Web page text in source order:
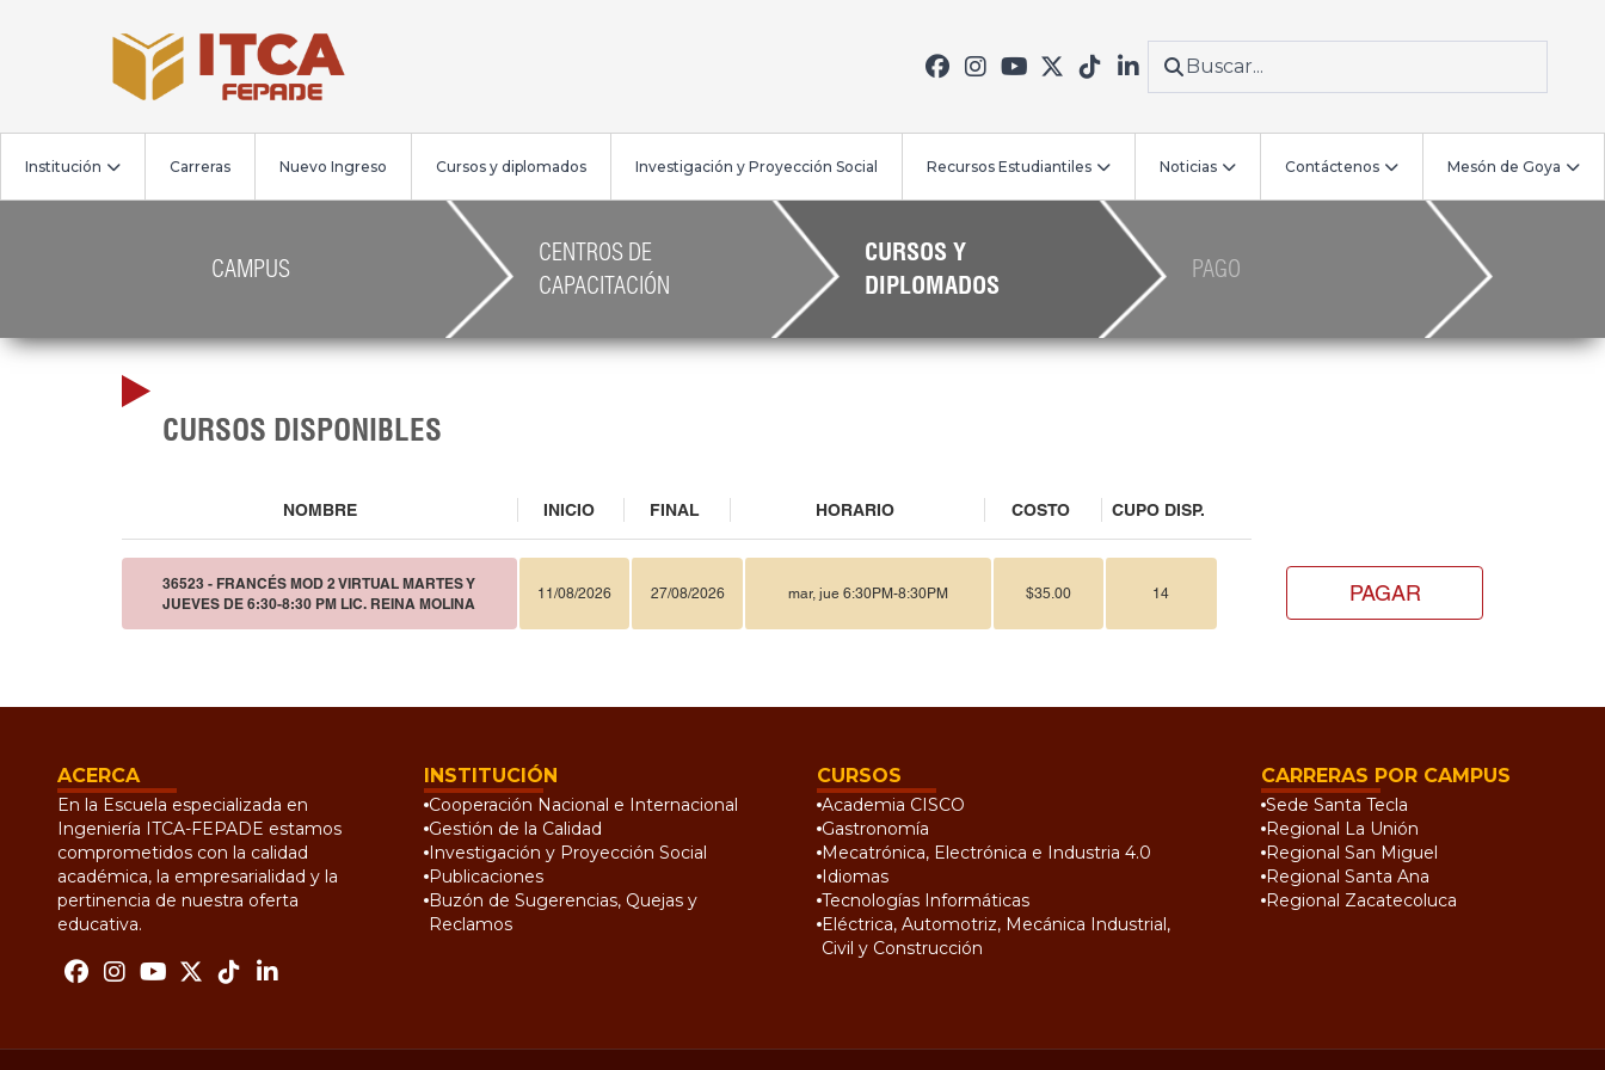
Institución Carreras Nuevo Ingreso Cursos y diplomados Investigación y Proyección Social Recursos Estudiantiles Noticias Contáctenos Mesón de Goya
CAMPUS
CENTROS DE
CAPACITACIÓN
CURSOS Y
DIPLOMADOS
PAGO
CURSOS DISPONIBLES
NOMBRE INICIO FINAL HORARIO COSTO CUPO DISP.
36523 - FRANCÉS MOD 2 VIRTUAL MARTES Y
JUEVES DE 6:30-8:30 PM LIC. REINA MOLINA
11/08/2026 27/08/2026 mar, jue 6:30PM-8:30PM $35.00 14 PAGAR
ACERCA
En la Escuela especializada en
Ingeniería ITCA-FEPADE estamos
comprometidos con la calidad
académica, la empresarialidad y la
pertinencia de nuestra oferta
educativa.
INSTITUCIÓN
Cooperación Nacional e Internacional
Gestión de la Calidad
Investigación y Proyección Social
Publicaciones
Buzón de Sugerencias, Quejas y
Reclamos
CURSOS
Academia CISCO
Gastronomía
Mecatrónica, Electrónica e Industria 4.0
Idiomas
Tecnologías Informáticas
Eléctrica, Automotriz, Mecánica Industrial,
Civil y Construcción
CARRERAS POR CAMPUS
Sede Santa Tecla
Regional La Unión
Regional San Miguel
Regional Santa Ana
Regional Zacatecoluca